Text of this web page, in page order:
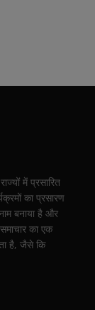
में प्रसारित
का प्रसारण
बनाया है और
का एक
है, जैसे कि